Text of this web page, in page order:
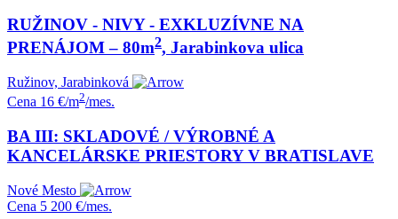
RUŽINOV - NIVY - EXKLUZÍVNE NA
PRENÁJOM – 80m2, Jarabinkova ulica
Ružinov, Jarabinková
Cena 16 €/m2/mes.
BA III: SKLADOVÉ / VÝROBNÉ A
KANCELÁRSKE PRIESTORY V BRATISLAVE
Nové Mesto
Cena 5 200 €/mes.